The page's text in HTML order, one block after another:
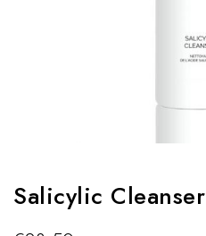
Salicylic Cleanser